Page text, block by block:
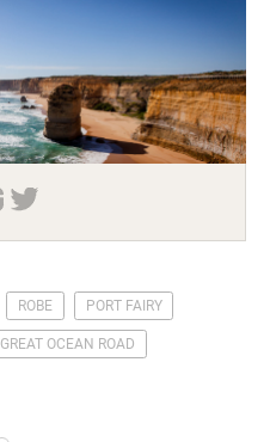
ROBE PORT FAIRY
GREAT OCEAN ROAD